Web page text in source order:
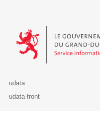
Le Gouvernement du
udata
udata-front